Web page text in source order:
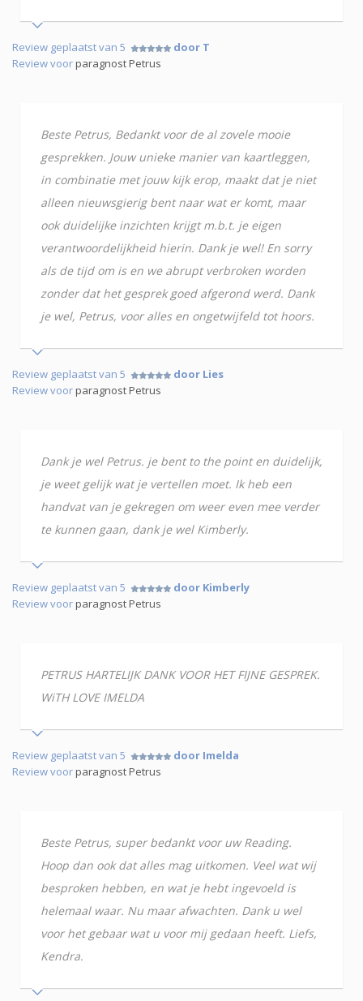
Review geplaatst van 5
door T
Review voorparagnost Petrus
Beste Petrus, Bedankt voor de al zovele mooie
gesprekken. Jouw unieke manier van kaartleggen,
in combinatie met jouw kijk erop, maakt dat je niet
alleen nieuwsgierig bent naar wat er komt, maar
ook duidelijke inzichten krijgt m.b.t. je eigen
verantwoordelijkheid hierin. Dank je wel! En sorry
als de tijd om is en we abrupt verbroken worden
zonder dat het gesprek goed afgerond werd. Dank
je wel, Petrus, voor alles en ongetwijfeld tot hoors.
Review geplaatst van 5
door Lies
Review voorparagnost Petrus
Dank je wel Petrus. je bent to the point en duidelijk,
je weet gelijk wat je vertellen moet. Ik heb een
handvat van je gekregen om weer even mee verder
te kunnen gaan, dank je wel Kimberly.
Review geplaatst van 5
door Kimberly
Review voorparagnost Petrus
PETRUS HARTELIJK DANK VOOR HET FIJNE GESPREK.
WiTH LOVE IMELDA
Review geplaatst van 5
door Imelda
Review voorparagnost Petrus
Beste Petrus, super bedankt voor uw Reading.
Hoop dan ook dat alles mag uitkomen. Veel wat wij
besproken hebben, en wat je hebt ingevoeld is
helemaal waar. Nu maar afwachten. Dank u wel
voor het gebaar wat u voor mij gedaan heeft. Liefs,
Kendra.